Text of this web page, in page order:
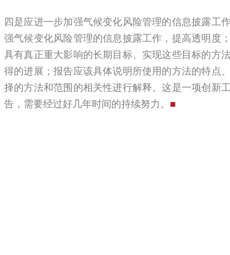
四是应进一步加强气候变化风险管理的信息披露工
强气候变化风险管理的信息披露工作，提高透明度
具有真正重大影响的长期目标、实现这些目标的方
得的进展；报告应该具体说明所使用的方法的特点
择的方法和范围的相关性进行解释。这是一项创新
告，需要经过好几年时间的持续努力。 ■